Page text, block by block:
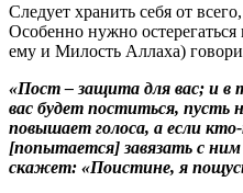
Следует хранить себя от
Особенно нужно
ему и Милость Аллаха)
«Пост – защита для вас; и в
вас будет поститься, пусть
повышает голоса, а если
[попытается] завязать с ним
скажет: «Поистине, я